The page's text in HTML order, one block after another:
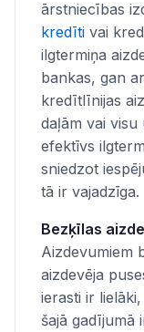
ārstniecības
kredīti vai
ilgtermiņa
bankas, gan
kredītlīnijas
daļām vai
efektīvs
sniedzot
tā ir vajadzīga.
Bezķīlas
Aizdevumiem
aizdevēja
ierasti ir
šajā gadījumā